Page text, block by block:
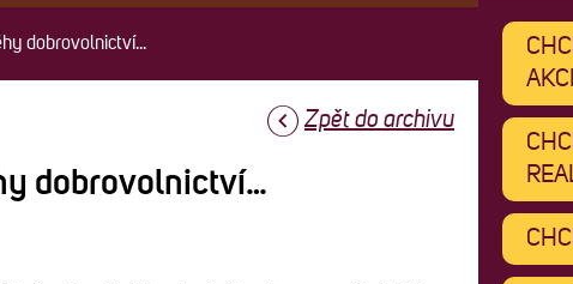
dobrovolnictví...
Zpět do archivu
dobrovolnictví…